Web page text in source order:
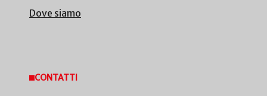
Dove siamo
CONTATTI